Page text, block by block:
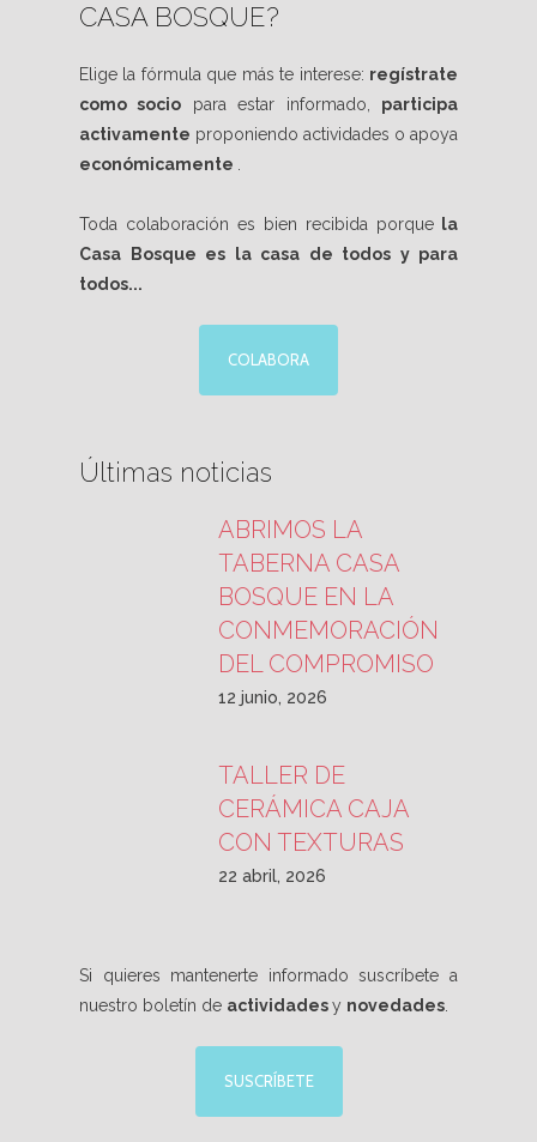
CASA BOSQUE?
Elige la fórmula que más te interese: regístrate
como socio para estar informado, participa
activamente proponiendo actividades o apoya
económicamente
Toda colaboración es bien recibida porque la
Casa Bosque es la casa de todos y para
todos...
COLABORA
Últimas noticias
ABRIMOS LA
TABERNA CASA
BOSQUE EN LA
CONMEMORACIÓN
DEL COMPROMISO
12 junio, 2026
TALLER DE
CERÁMICA CAJA
CON TEXTURAS
22 abril, 2026
Si quieres mantenerte informado suscríbete a
nuestro boletín de actividadesy novedades
SUSCRÍBETE